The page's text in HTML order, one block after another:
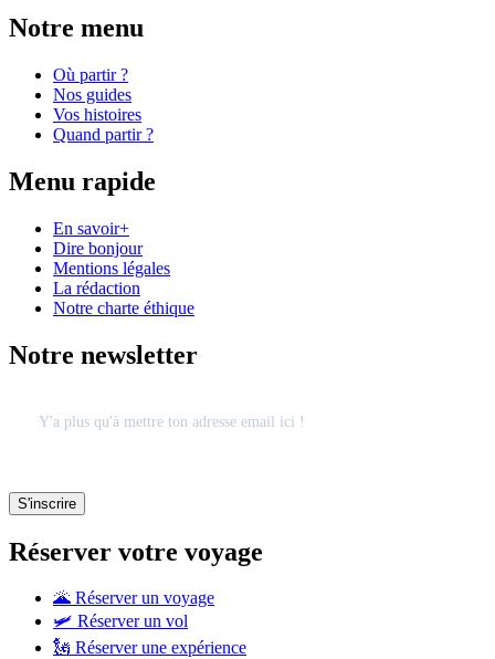
Notre menu
Où partir ?
Nos guides
Vos histoires
Quand partir ?
Menu rapide
En savoir+
Dire bonjour
Mentions légales
La rédaction
Notre charte éthique
Notre newsletter
Réserver votre voyage
🌋 Réserver un voyage
🛩 Réserver un vol
🗽 Réserver une expérience